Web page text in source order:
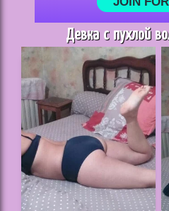
Девка с пухлой